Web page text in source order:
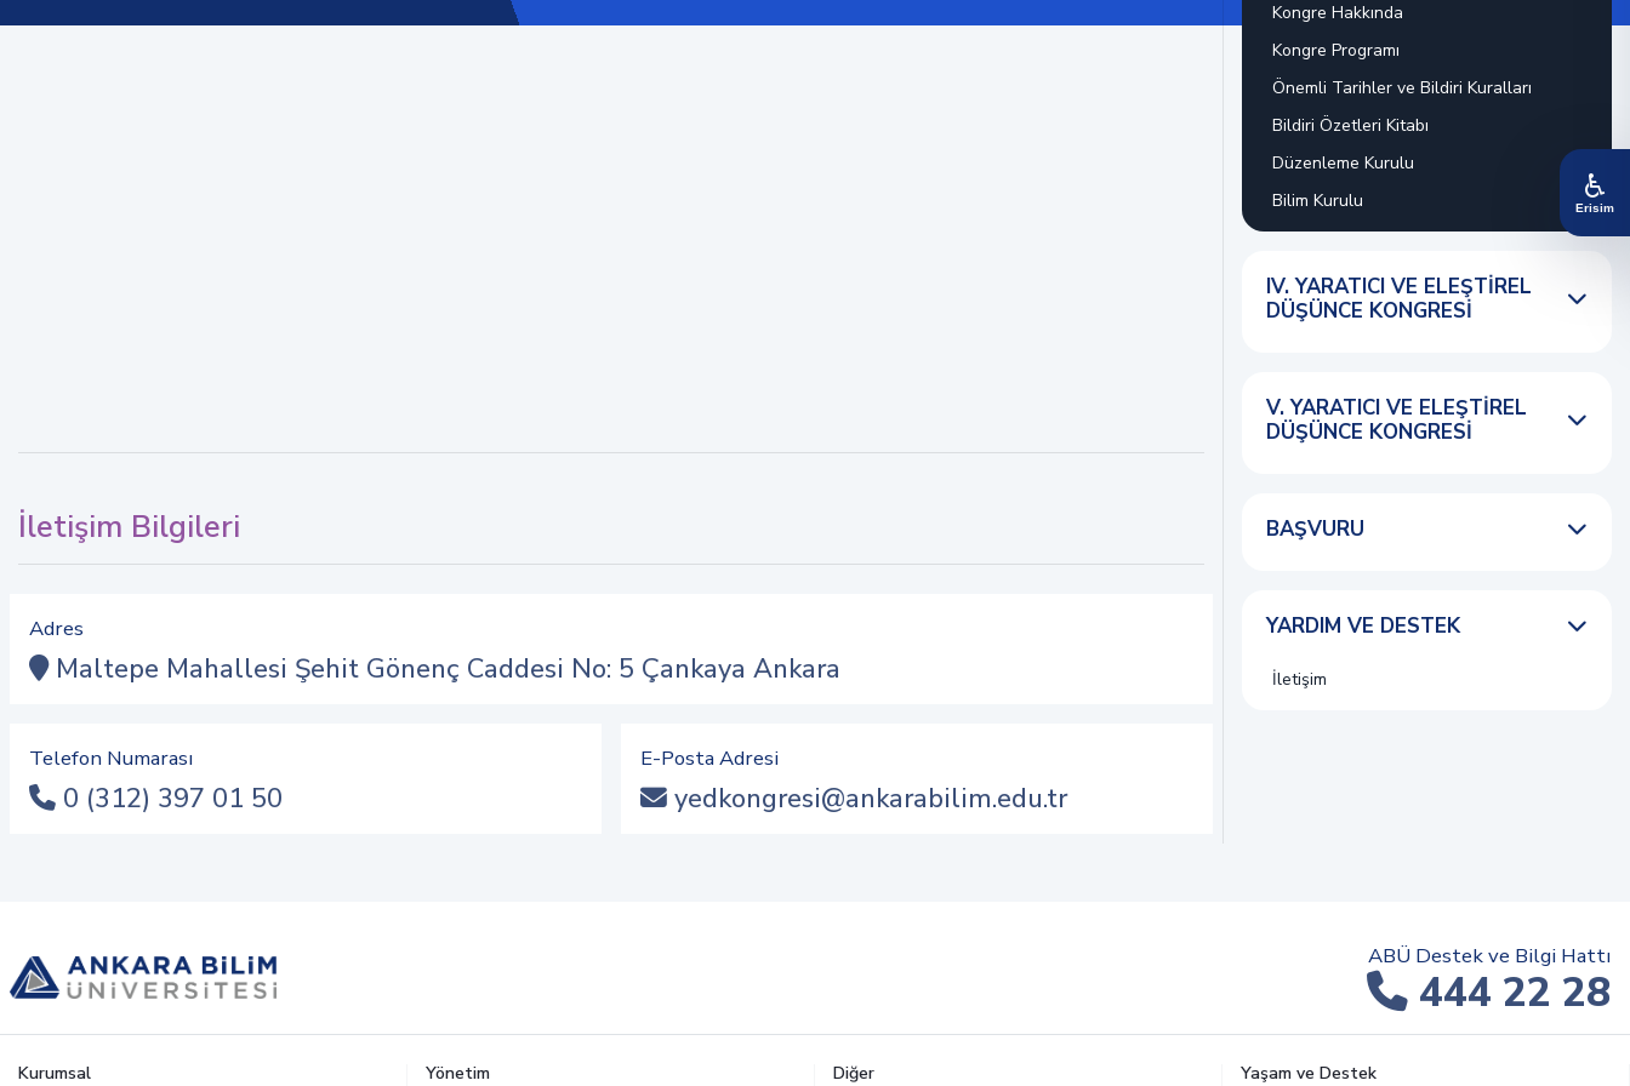
İletişim Bilgileri
Adres
Maltepe Mahallesi Şehit Gönenç Caddesi No: 5 Çankaya Ankara
Telefon Numarası
0 (312) 397 01 50
E-Posta Adresi
yedkongresi@ankarabilim.edu.tr
Kongre Hakkında
Kongre Programı
Önemli Tarihler ve Bildiri Kuralları
Bildiri Özetleri Kitabı
Düzenleme Kurulu
Bilim Kurulu
IV. YARATICI VE ELEŞTIREL
DÜŞÜNCE KONGRESI
V. YARATICI VE ELEŞTIREL
DÜŞÜNCE KONGRESI
BAŞVURU
YARDIM VE DESTEK
İletişim
ABÜ Destek ve Bilgi Hattı
444 22 28
Kurumsal Yönetim Diğer Yaşam ve Destek
♿
Erisim